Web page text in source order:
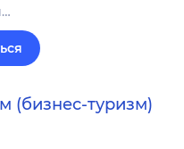
(бизнес-туризм)